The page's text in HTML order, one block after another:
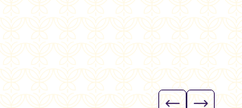
EGP 38.95